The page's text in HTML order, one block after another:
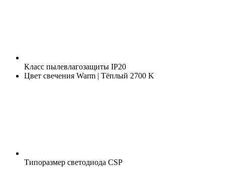
Класс пылевлагозащиты IP20
Цвет свечения Warm | Тёплый 2700 K
Типоразмер светодиода CSP